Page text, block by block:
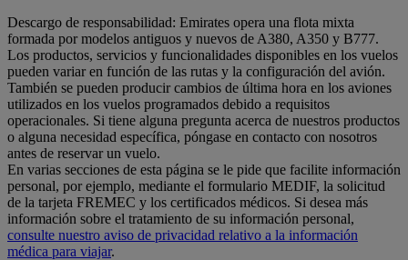
Descargo de responsabilidad: Emirates opera una flota mixta
formada por modelos antiguos y nuevos de A380, A350 y B777.
Los productos, servicios y funcionalidades disponibles en los vuelos
pueden variar en función de las rutas y la configuración del avión.
También se pueden producir cambios de última hora en los aviones
utilizados en los vuelos programados debido a requisitos
operacionales. Si tiene alguna pregunta acerca de nuestros productos
o alguna necesidad específica, póngase en contacto con nosotros
antes de reservar un vuelo.
En varias secciones de esta página se le pide que facilite información
personal, por ejemplo, mediante el formulario MEDIF, la solicitud
de la tarjeta FREMEC y los certificados médicos. Si desea más
información sobre el tratamiento de su información personal,
consulte nuestro aviso de privacidad relativo a la información
médica para viajar.